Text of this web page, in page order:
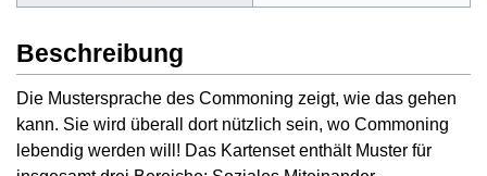
Beschreibung
Die Mustersprache des Commoning zeigt, wie das gehen
kann. Sie wird überall dort nützlich sein, wo Commoning
lebendig werden will! Das Kartenset enthält Muster für